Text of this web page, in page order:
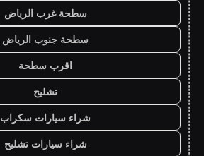
سطحة غرب الرياض
سطحة جنوب الرياض
اقرب سطحة
تشليح
شراء سيارات سكراب
شراء سيارات تشليح